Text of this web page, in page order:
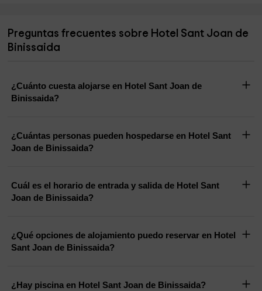
Preguntas frecuentes sobre Hotel Sant Joan de
Binissaida
¿Cuánto cuesta alojarse en Hotel Sant Joan de
Binissaida?
¿Cuántas personas pueden hospedarse en Hotel Sant
Joan de Binissaida?
Cuál es el horario de entrada y salida de Hotel Sant
Joan de Binissaida?
¿Qué opciones de alojamiento puedo reservar en Hotel
Sant Joan de Binissaida?
¿Hay piscina en Hotel Sant Joan de Binissaida?